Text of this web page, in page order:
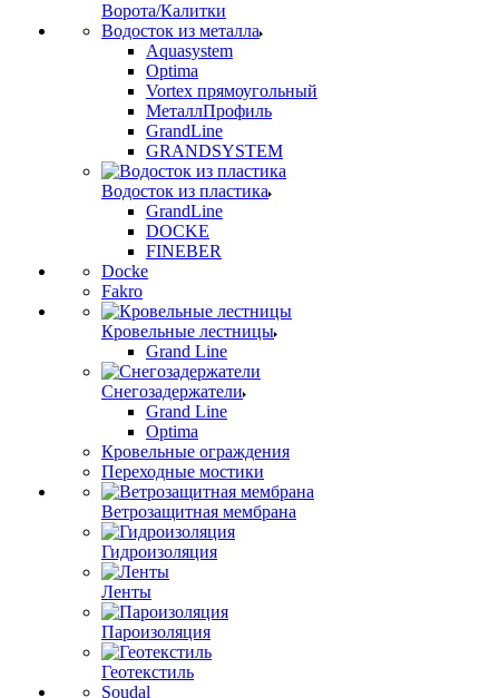
Ворота/Калитки
Водосток из металла
Aquasystem
Optima
Vortex прямоугольный
МеталлПрофиль
GrandLine
GRANDSYSTEM
Водосток из пластика
GrandLine
DOCKE
FINEBER
Docke
Fakro
Кровельные лестницы
Grand Line
Снегозадержатели
Grand Line
Optima
Кровельные ограждения
Переходные мостики
Ветрозащитная мембрана
Гидроизоляция
Ленты
Пароизоляция
Геотекстиль
Soudal